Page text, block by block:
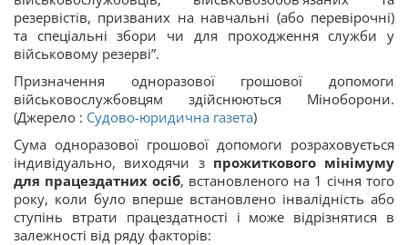
резервістів, призваних на навчальні (або перевірочні)
та спеціальні збори чи для проходження служби у
військовому резерві”.
Призначення одноразової грошової допомоги
військовослужбовцям здійснюються Міноборони.
(Джерело : Судово-юридична газета)
Сума одноразової грошової допомоги розраховується
індивідуально, виходячи з прожиткового мінімуму
для працездатних осіб, встановленого на 1 січня того
року, коли було вперше встановлено інвалідність або
ступінь втрати працездатності і може відрізнятися в
залежності від ряду факторів: